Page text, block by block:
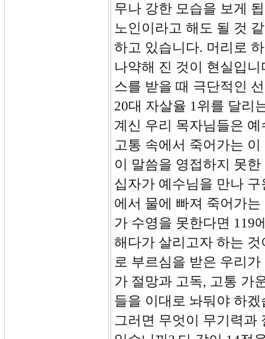
무나 강한 모습을 보게
노인이라고 해도 될 것
하고 있습니다. 머리로
나약해 진 것이 현실입
스를 받을 때 극단적인
20대 자살율 1위를 달리
계신 우리 목자님들은
고통 속에서 죽어가는
이 말씀을 영접하지 못
십자가 예수님을 만나
에서 물에 빠져 죽어가
가 수영을 못한다면 119
해다가 살리고자 하는
로 부르심을 받은 우리
가 절망과 고독, 고통 가
들을 이대로 놔둬야 하
그러면 무엇이 무기력과